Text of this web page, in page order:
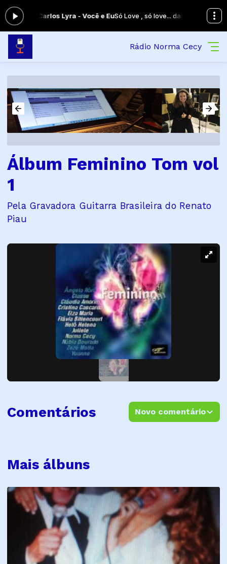
Carlos Lyra - Você e EuSó Love , só love... das 00:00 às 00:00 -
Rádio Norma Cecy
Álbum Feminino Tom vol
1
Pela Gravadora Guitarra Brasileira do Renato
Piau
Mais álbuns
Comentários Novo comentário